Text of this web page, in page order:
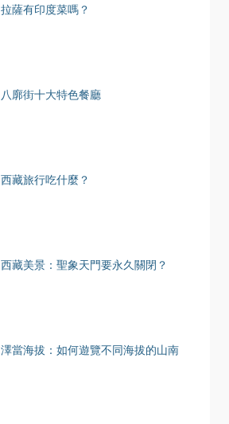
拉薩有印度菜嗎？
八廓街十大特色餐廳
西藏旅行吃什麼？
西藏美景：聖象天門要永久關閉？
澤當海拔：如何遊覽不同海拔的山南